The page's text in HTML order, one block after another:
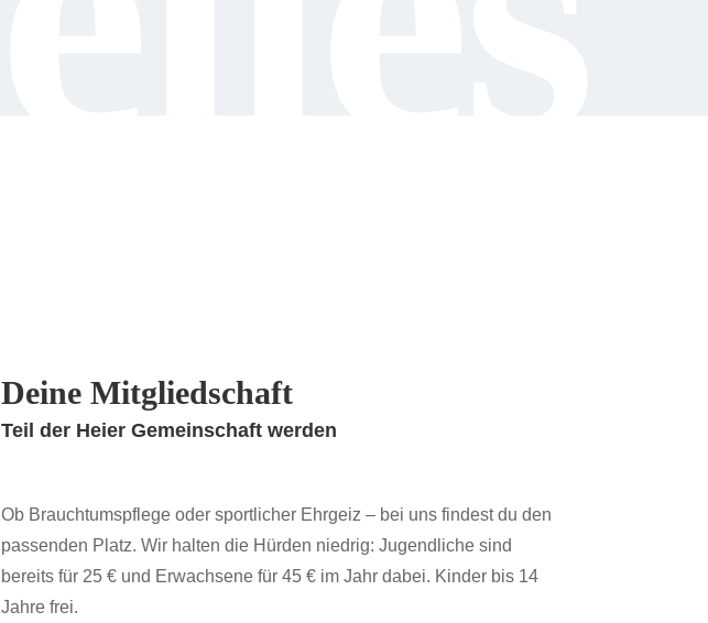
Deine Mitgliedschaft
Teil der Heier Gemeinschaft werden
Ob Brauchtumspflege oder sportlicher Ehrgeiz – bei uns findest du den
passenden Platz. Wir halten die Hürden niedrig: Jugendliche sind
bereits für 25 € und Erwachsene für 45 € im Jahr dabei. Kinder bis 14
Jahre frei.